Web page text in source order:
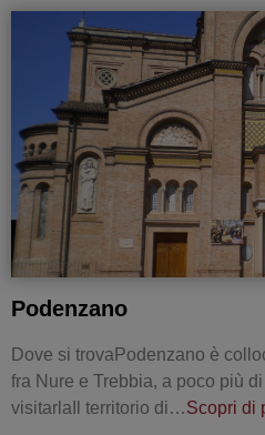
Podenzano
Dove si trovaPodenzano è
fra Nure e Trebbia, a poco più
visitarlaIl territorio di…Scopri di